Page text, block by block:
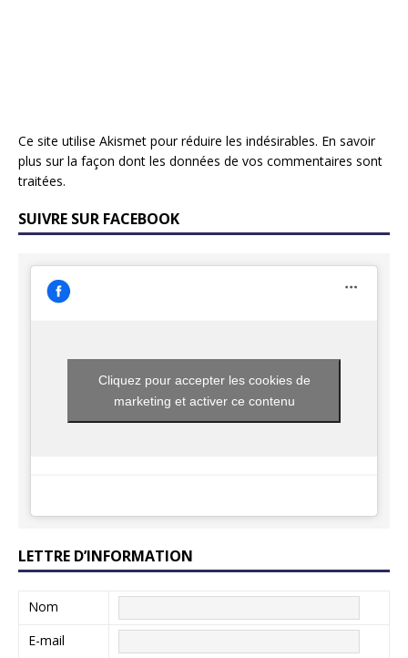
Ce site utilise Akismet pour réduire les indésirables. En savoir
plus sur la façon dont les données de vos commentaires sont
traitées.
SUIVRE SUR FACEBOOK
Cliquez pour accepter les cookies de
marketing et activer ce contenu
LETTRE D’INFORMATION
Nom
E-mail